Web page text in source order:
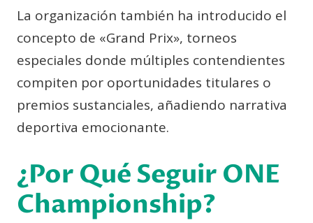
La organización también ha introducido el
concepto de «Grand Prix», torneos
especiales donde múltiples contendientes
compiten por oportunidades titulares o
premios sustanciales, añadiendo narrativa
deportiva emocionante.
¿Por Qué Seguir ONE
Championship?